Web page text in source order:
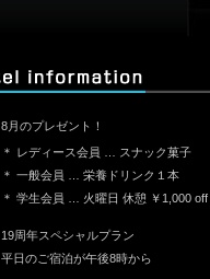
8月のプレゼント！
＊ レディース会員 … スナック菓子
＊ 一般会員 … 栄養ドリンク１本
＊ 学生会員 … 火曜日 休憩 ￥1,000 off
19周年スペシャルプラン
平日のご宿泊が午後8時から